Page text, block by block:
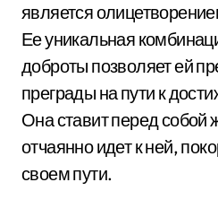
является
Ее уникальная
доброты позволяет ей
преграды на пути к
Она ставит перед собой
отчаянно идет к ней,
своем пути.